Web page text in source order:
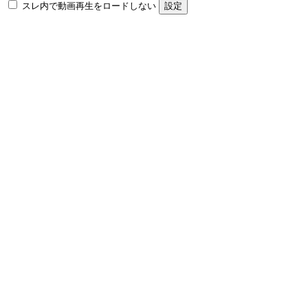
スレ内で動画再生をロードしない